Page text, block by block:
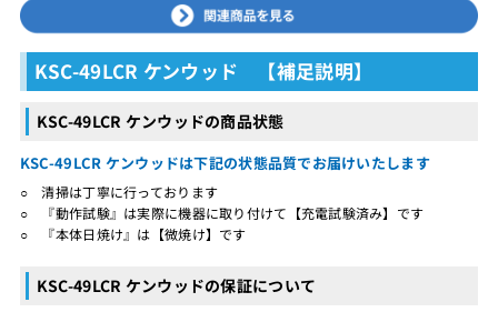
KSC-49LCR ケンウッド 【補足説明】
KSC-49LCR ケンウッドの商品状態
KSC-49LCR ケンウッドは下記の状態品質でお届けいたします
○ 清掃は丁寧に行っております
○ 『動作試験』は実際に機器に取り付けて【充電試験済み】です
○ 『本体日焼け』は【微焼け】です
KSC-49LCR ケンウッドの保証について